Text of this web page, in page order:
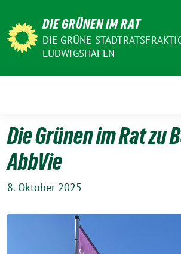
zum
Inhalt
DIE GRÜNEN IM RAT
DIE GRÜNE
LUDWIGSHAFEN
Die Grünen im Rat zu
AbbVie
8. Oktober 2025